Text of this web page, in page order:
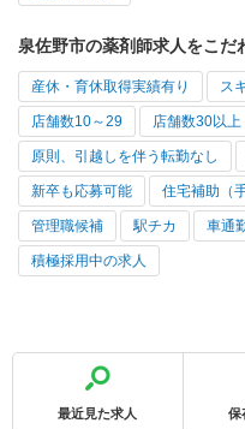
泉佐野市の薬剤師求人をこだ
産休・育休取得実績有り ス
店舗数10～29 店舗数30以上
原則、引越しを伴う転勤なし
新卒も応募可能 住宅補助（
管理職候補 駅チカ 車通
積極採用中の求人
最近見た求人 保